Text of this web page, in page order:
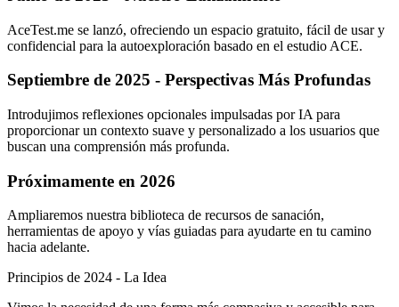
AceTest.me se lanzó, ofreciendo un espacio gratuito, fácil de usar y
confidencial para la autoexploración basado en el estudio ACE.
Septiembre de 2025 - Perspectivas Más Profundas
Introdujimos reflexiones opcionales impulsadas por IA para
proporcionar un contexto suave y personalizado a los usuarios que
buscan una comprensión más profunda.
Próximamente en 2026
Ampliaremos nuestra biblioteca de recursos de sanación,
herramientas de apoyo y vías guiadas para ayudarte en tu camino
hacia adelante.
Principios de 2024 - La Idea